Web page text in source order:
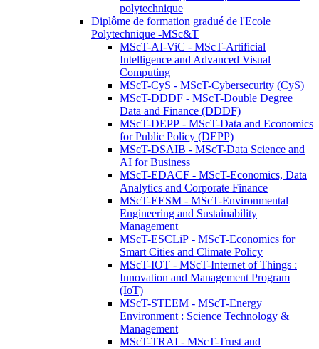
polytechnique
Diplôme de formation gradué de l'Ecole
Polytechnique -MSc&T
MScT-AI-ViC - MScT-Artificial
Intelligence and Advanced Visual
Computing
MScT-CyS - MScT-Cybersecurity (CyS)
MScT-DDDF - MScT-Double Degree
Data and Finance (DDDF)
MScT-DEPP - MScT-Data and Economics
for Public Policy (DEPP)
MScT-DSAIB - MScT-Data Science and
AI for Business
MScT-EDACF - MScT-Economics, Data
Analytics and Corporate Finance
MScT-EESM - MScT-Environmental
Engineering and Sustainability
Management
MScT-ESCLiP - MScT-Economics for
Smart Cities and Climate Policy
MScT-IOT - MScT-Internet of Things :
Innovation and Management Program
(IoT)
MScT-STEEM - MScT-Energy
Environment : Science Technology &
Management
MScT-TRAI - MScT-Trust and